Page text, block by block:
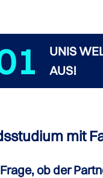
UNIS
AUS!
mit
Frage, ob der